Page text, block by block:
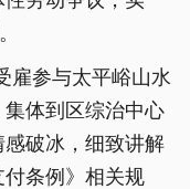
参与太平峪山水
体到区综治中心
破冰，细致讲解
付条例》相关规